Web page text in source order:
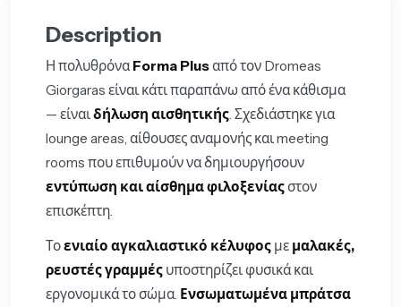
Description
Η πολυθρόνα Forma Plusαπό τον Dromeas
Giorgaras είναι κάτι παραπάνω από ένα κάθισμα
— είναιδήλωση αισθητικής . Σχεδιάστηκε για
lounge areas, αίθουσες αναμονής και meeting
rooms που επιθυμούν να δημιουργήσουν
εντύπωση και αίσθημα φιλοξενίαςστον
επισκέπτη.
Τοενιαίο αγκαλιαστικό κέλυφος με μαλακές,
ρευστές γραμμές υποστηρίζει φυσικά και
εργονομικά το σώμα. Ενσωματωμένα μπράτσα